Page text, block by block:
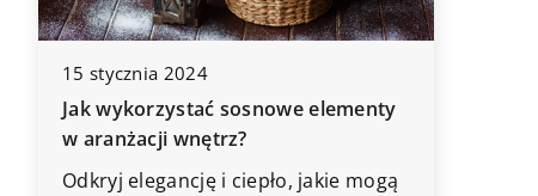
15 stycznia 2024
Jak wykorzystać sosnowe elementy
w aranżacji wnętrz?
Odkryj elegancję i ciepło, jakie mogą